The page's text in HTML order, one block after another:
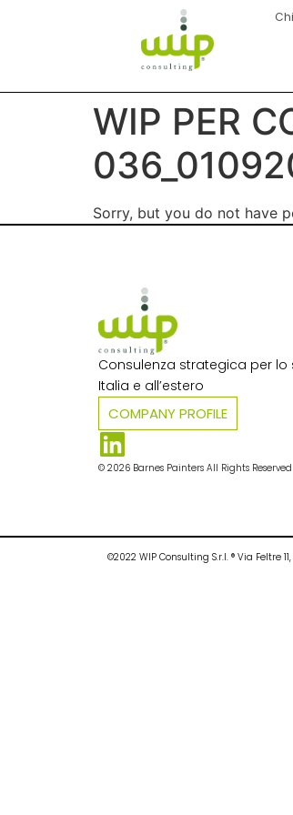
WIP PER
Sorry, but you do not have
Consulenza strategica per
Italia e all’estero​
COMPANY PROFILE
© 2026 Barnes Painters All Rights Reserved
©2022 WIP Consulting S.r.l. ® Via Feltre